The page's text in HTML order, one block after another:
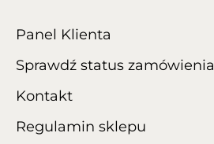
Panel Klienta
Sprawdź status zamówienia
Kontakt
Regulamin sklepu